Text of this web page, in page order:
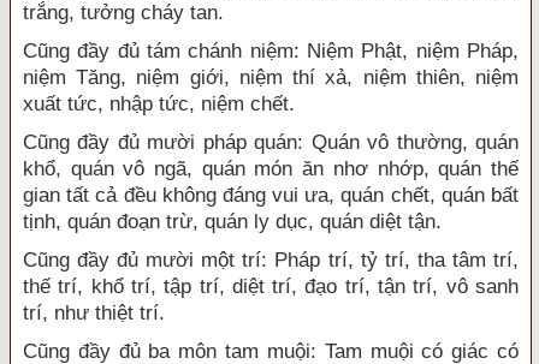
trắng, tưởng cháy tan.
Cũng đầy đủ tám chánh niệm: Niệm Phật, niệm Pháp,
niệm Tăng, niệm giới, niệm thí xả, niệm thiên, niệm
xuất tức, nhập tức, niệm chết.
Cũng đầy đủ mười pháp quán: Quán vô thường, quán
khổ, quán vô ngã, quán món ăn nhơ nhớp, quán thế
gian tất cả đều không đáng vui ưa, quán chết, quán bất
tịnh, quán đoạn trừ, quán ly dục, quán diệt tận.
Cũng đầy đủ mười một trí: Pháp trí, tỷ trí, tha tâm trí,
thế trí, khổ trí, tập trí, diệt trí, đạo trí, tận trí, vô sanh
trí, như thiệt trí.
Cũng đầy đủ ba môn tam muội: Tam muội có giác có